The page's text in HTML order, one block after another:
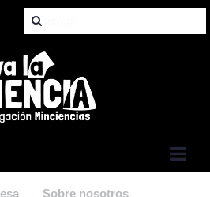
Sobre nosotros